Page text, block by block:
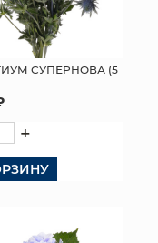
СУПЕРНОВА (5
+